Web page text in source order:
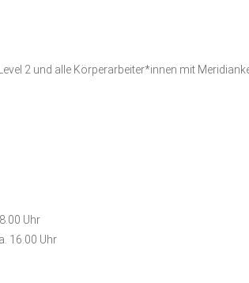
2 und alle Körperarbeiter*innen mit
Uhr
16.00 Uhr